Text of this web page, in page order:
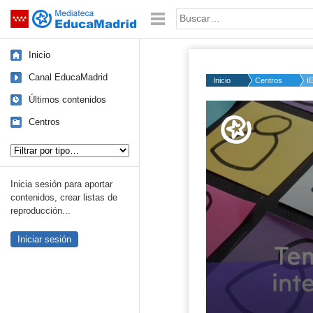
Saltar navegación Palabra o frase:
Inicio
Canal EducaMadrid
Últimos contenidos
Centros
Inicia sesión para aportar
contenidos, crear listas de
reproducción...
Iniciar sesión
Inicio Centros
Volume
50%